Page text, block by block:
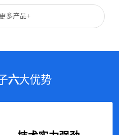
多产品+
六大优势